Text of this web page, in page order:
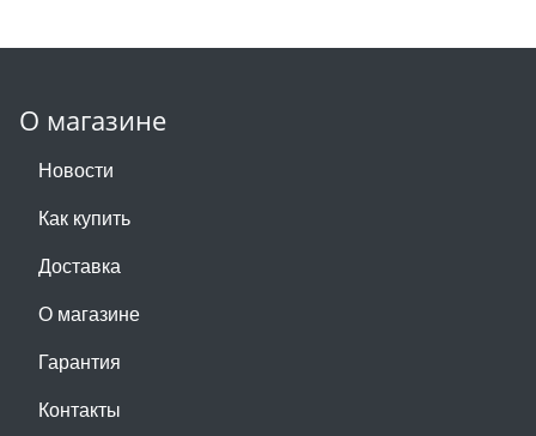
О магазине
Новости
Как купить
Доставка
О магазине
Гарантия
Контакты